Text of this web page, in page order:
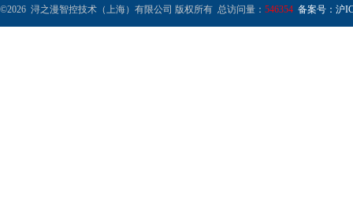
©2026 浔之漫智控技术（上海）有限公司 版权所有 总访问量： 546354 备案号：沪